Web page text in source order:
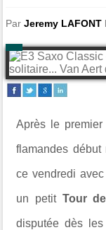
ParJeremy LAFONT
Après le
flamandes
ce vendredi
un petitTour
disputée dès